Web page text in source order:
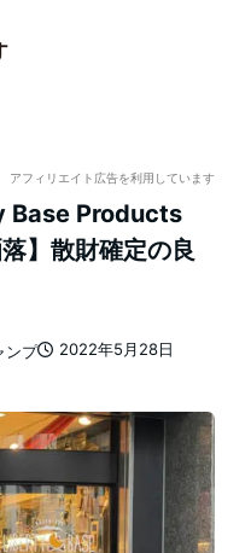
アフィリエイト広告を利用しています
Base Products
】散財確定の良
2022年5月28日
ー
ンプ